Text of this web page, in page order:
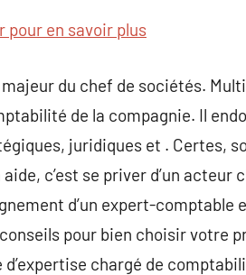
pour en savoir plus
du chef de sociétés.
de la compagnie. Il
juridiques et . Certes,
c’est se priver d’un acteur
d’un expert-comptable
pour bien choisir votre
chargé de